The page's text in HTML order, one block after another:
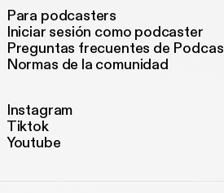
Para podcasters
Iniciar sesión como podcaster
Preguntas frecuentes de
Normas de la comunidad
Instagram
Tiktok
Youtube